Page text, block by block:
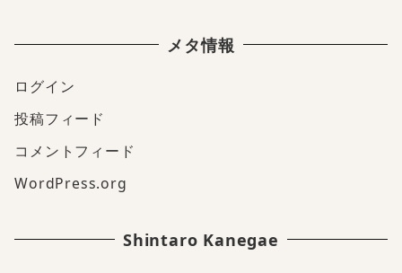
メタ情報
ログイン
投稿フィード
コメントフィード
WordPress.org
Shintaro Kanegae